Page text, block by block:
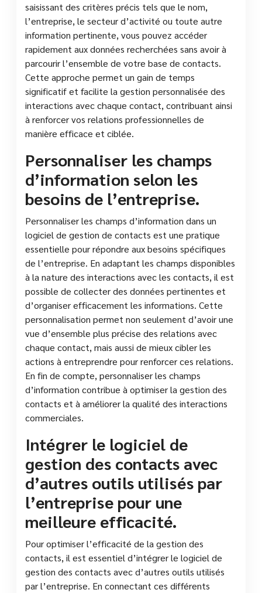
saisissant des critères précis tels que le nom,
l’entreprise, le secteur d’activité ou toute autre
information pertinente, vous pouvez accéder
rapidement aux données recherchées sans avoir à
parcourir l’ensemble de votre base de contacts.
Cette approche permet un gain de temps
significatif et facilite la gestion personnalisée des
interactions avec chaque contact, contribuant ainsi
à renforcer vos relations professionnelles de
manière efficace et ciblée.
Personnaliser les champs
d’information selon les
besoins de l’entreprise.
Personnaliser les champs d’information dans un
logiciel de gestion de contacts est une pratique
essentielle pour répondre aux besoins spécifiques
de l’entreprise. En adaptant les champs disponibles
à la nature des interactions avec les contacts, il est
possible de collecter des données pertinentes et
d’organiser efficacement les informations. Cette
personnalisation permet non seulement d’avoir une
vue d’ensemble plus précise des relations avec
chaque contact, mais aussi de mieux cibler les
actions à entreprendre pour renforcer ces relations.
En fin de compte, personnaliser les champs
d’information contribue à optimiser la gestion des
contacts et à améliorer la qualité des interactions
commerciales.
Intégrer le logiciel de
gestion des contacts avec
d’autres outils utilisés par
l’entreprise pour une
meilleure efficacité.
Pour optimiser l’efficacité de la gestion des
contacts, il est essentiel d’intégrer le logiciel de
gestion des contacts avec d’autres outils utilisés
par l’entreprise. En connectant ces différents